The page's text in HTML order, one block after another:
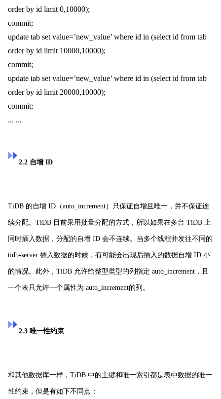
order by id limit 0,10000);
commit;
update tab set value=’new_value’ where id in (select id from tab
order by id limit 10000,10000);
commit;
update tab set value=’new_value’ where id in (select id from tab
order by id limit 20000,10000);
commit;
... ...
2.2 自增 ID
TiDB 的自增 ID（auto_increment）只保证自增且唯一，并不保证连
续分配。TiDB 目前采用批量分配的方式，所以如果在多台 TiDB 上
同时插入数据，分配的自增 ID 会不连续。当多个线程并发往不同的
tidb-server 插入数据的时候，有可能会出现后插入的数据自增 ID 小
的情况。此外，TiDB 允许给整型类型的列指定 auto_increment，且
一个表只允许一个属性为 auto_increment的列。
2.3 唯一性约束
和其他数据库一样，TiDB 中的主键和唯一索引都是表中数据的唯一
性约束，但是有如下不同点：